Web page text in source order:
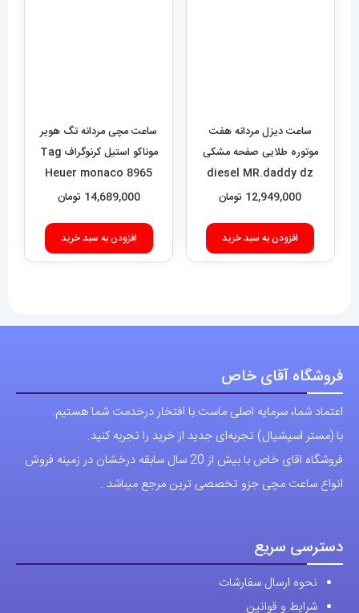
ساعت دیزل مردانه هفت
موتوره طلایی صفحه مشکی
diesel MR.daddy dz
01010
12,949,000تومان
افزودن به سبد خرید
ساعت مچی مردانه تگ هویر
موناکو استیل کرنوگراف Tag
Heuer monaco 8965
14,689,000 تومان
فروشگاه آقای خاص
اعتماد شما، سرمایه اصلی ماست.با افتخار درخدمت شما هستیم.
با (مستر اسپشیال) تجربه‌ای جدید از خرید را تجربه کنید.
دسترسی سریع